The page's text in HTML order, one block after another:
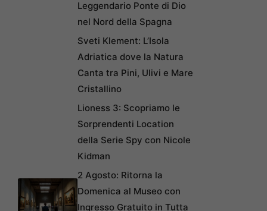
Leggendario Ponte di Dio
nel Nord della Spagna
Sveti Klement: L’Isola
Adriatica dove la Natura
Canta tra Pini, Ulivi e Mare
Cristallino
Lioness 3: Scopriamo le
Sorprendenti Location
della Serie Spy con Nicole
Kidman
2 Agosto: Ritorna la
Domenica al Museo con
Ingresso Gratuito in Tutta